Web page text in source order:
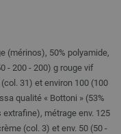
(mérinos), 50% polyamide,
- 200 - 200) g rouge vif
31) et environ 100 (100
qualité « Bottoni » (53%
métrage env. 125
(col. 3) et env. 50 (50 -